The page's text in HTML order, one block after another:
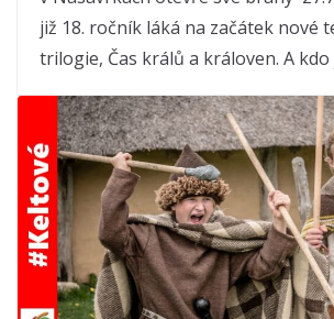
již 18. ročník láká na začátek nové
trilogie, Čas králů a královen. A